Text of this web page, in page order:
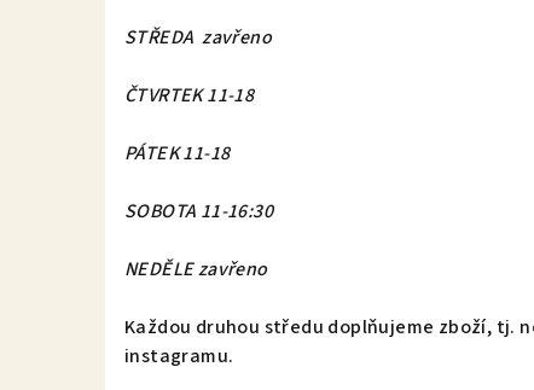
STŘEDA zavřeno
ČTVRTEK 11-18
PÁTEK 11-18
SOBOTA 11-16:30
NEDĚLE zavřeno
Každou druhou středu doplňujeme zboží, tj.
instagramu.